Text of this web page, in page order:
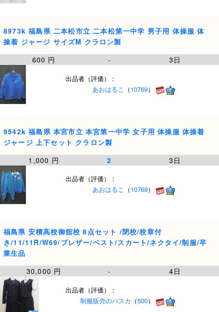
8973k 福島県 二本松市立 二本松第一中学 男子用 体操服 体
操着 ジャージ サイズM クラロン製
600 円
- 3日
出品者（評価）：
あおはるこ （10769）
9542k 福島県 本宮市立 本宮第一中学 女子用 体操服 体操着
ジャージ 上下セット クラロン製
1,000 円
2 3日
出品者（評価）：
あおはるこ （10769）
福島県 安積高校御舘校 8点セット /閉校/校章付
き/11/11R/W69/ブレザー/ベスト/スカート/ネクタイ/制服/卒
業生品
30,000 円
- 4日
出品者（評価）：
制服販売のパスカ （500）